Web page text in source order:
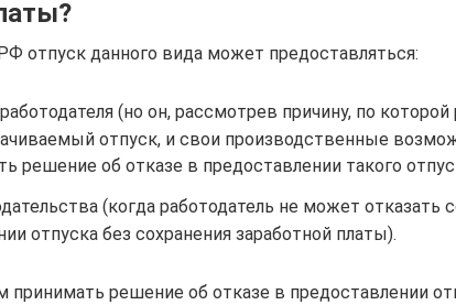
отпуск данного вида может предоставляться:
(но он, рассмотрев причину, по которой
отпуск, и свои производственные
решение об отказе в предоставлении такого
(когда работодатель не может отказать
отпуска без сохранения заработной платы).
принимать решение об отказе в предоставлении